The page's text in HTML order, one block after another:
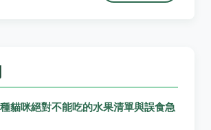
貓咪絕對不能吃的水果清單與誤食急